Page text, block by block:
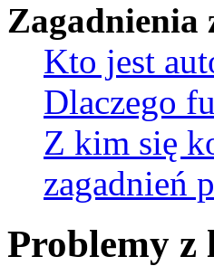
Zagadnienia
Kto jest
Dlaczego
Z kim się
zagadnień
Problemy z